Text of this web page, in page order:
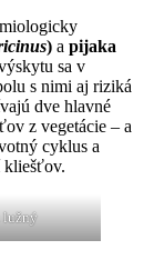
) a pijaka
sa v
s nimi aj riziká
dve hlavné
z vegetácie – a
cyklus a
kliešťov.
lužný